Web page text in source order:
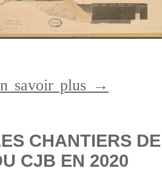
savoir plus →
CHANTIERS
CJB EN 2020